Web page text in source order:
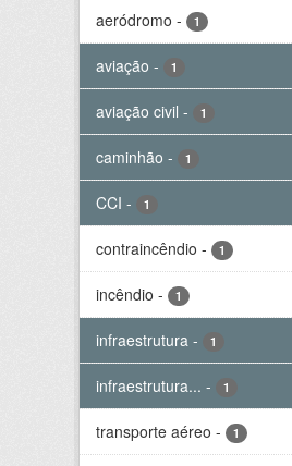
aeródromo - 1
aviação - 1
aviação civil - 1
caminhão - 1
CCI - 1
contraincêndio - 1
incêndio - 1
infraestrutura - 1
infraestrutura... - 1
transporte aéreo - 1